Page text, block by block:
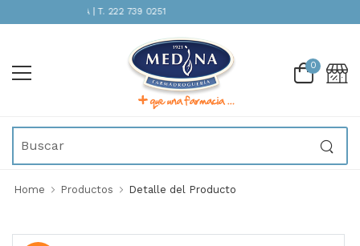
INMEDIATA | T. 222 739 0251
0
Home Productos Detalle del Producto